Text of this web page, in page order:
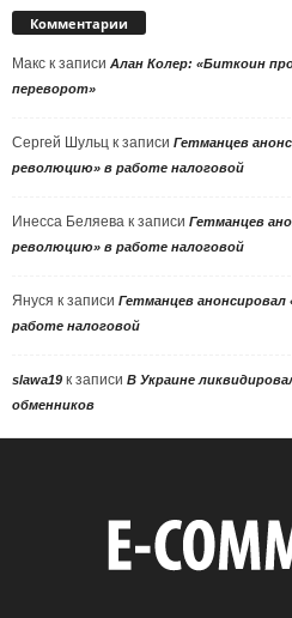
Комментарии
Макс к записи Алан Колер: «Биткоин
переворот»
Сергей Шульц к записи Гетманцев
революцию» в работе налоговой
Инесса Беляева к записи Гетманцев
революцию» в работе налоговой
Януся к записи Гетманцев
работе налоговой
slawa19 к записи В Украине
обменников